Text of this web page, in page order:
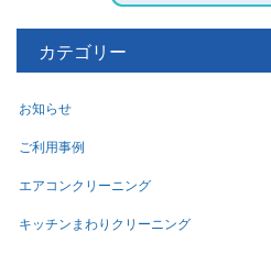
カテゴリー
お知らせ
ご利用事例
エアコンクリーニング
キッチンまわりクリーニング